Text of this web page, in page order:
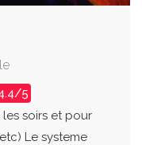
5
soirs et pour
Le systeme